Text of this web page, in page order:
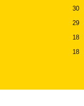
30
29
18
18